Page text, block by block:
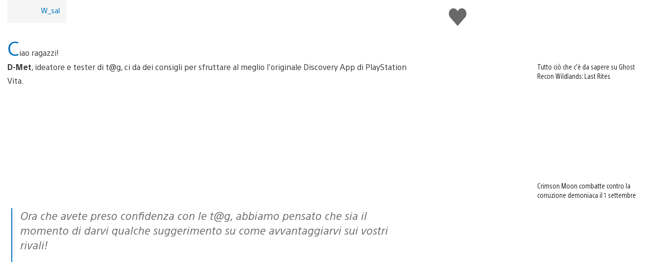
Mi
piace
W_sal
Ciao ragazzi!
D-Met, ideatore e tester di t@g, ci da dei consigli per sfruttare al meglio l’originale Discovery App di PlayStation
Vita.
Ora che avete preso confidenza con le t@g, abbiamo pensato che sia il
momento di darvi qualche suggerimento su come avvantaggiarvi sui vostri
rivali!
Tutto ciò che c’è da sapere su Ghost
Recon Wildlands: Last Rites
Crimson Moon combatte contro la
corruzione demoniaca il 1 settembre